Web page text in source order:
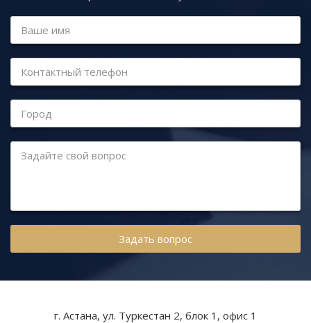
Ваше имя
Контактный телефон
Город
Задайте свой вопрос
г. Астана, ул. Туркестан 2, блок 1, офис 1